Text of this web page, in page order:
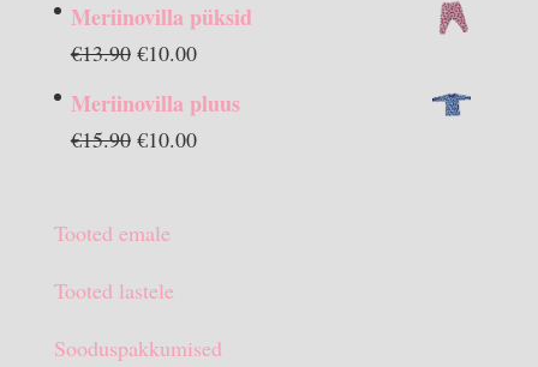
Meriinovilla püksid
€13.90 Algne
€10.00Praegune
on:
Meriinovilla pluus
€15.90 Algne
€15.90.
€10.00Praegune
Tooted emale
Tooted lastele
Sooduspakkumised